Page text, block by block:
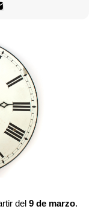
del 9 de marzo.